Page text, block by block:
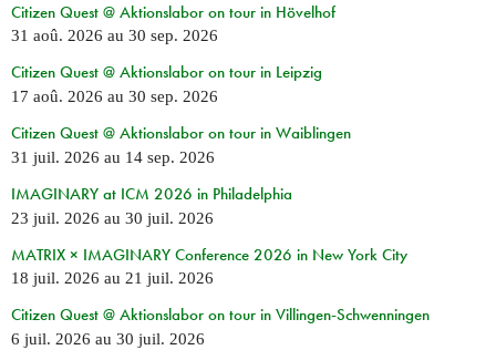
Citizen Quest @ Aktionslabor on tour in Hövelhof
31 aoû. 2026 au 30 sep. 2026
Citizen Quest @ Aktionslabor on tour in Leipzig
17 aoû. 2026 au 30 sep. 2026
Citizen Quest @ Aktionslabor on tour in Waiblingen
31 juil. 2026 au 14 sep. 2026
IMAGINARY at ICM 2026 in Philadelphia
23 juil. 2026 au 30 juil. 2026
MATRIX × IMAGINARY Conference 2026 in New York City
18 juil. 2026 au 21 juil. 2026
Citizen Quest @ Aktionslabor on tour in Villingen-Schwenningen
6 juil. 2026 au 30 juil. 2026